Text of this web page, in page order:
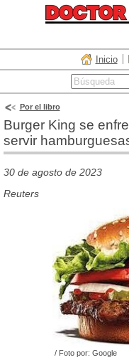
Inicio
Por el libro
Burger King se
servir
30 de agosto de 2023
Reuters
/ Foto por: Google